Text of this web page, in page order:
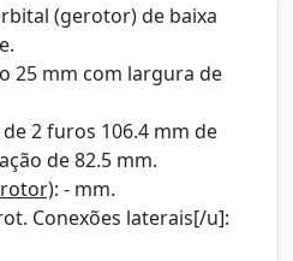
(gerotor) de baixa
25 mm com largura de
2 furos 106.4 mm de
de 82.5 mm.
: - mm.
Conexões laterais[/u]: